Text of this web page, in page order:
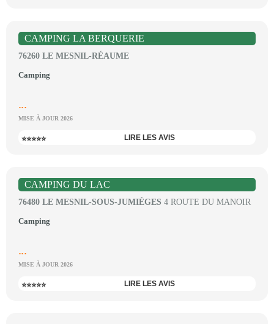
CAMPING LA BERQUERIE
76260 LE MESNIL-RÉAUME
Camping
...
MISE À JOUR 2026
⭐⭐⭐⭐⭐ LIRE LES AVIS
CAMPING DU LAC
76480 LE MESNIL-SOUS-JUMIÈGES 4 ROUTE DU MANOIR
Camping
...
MISE À JOUR 2026
⭐⭐⭐⭐⭐ LIRE LES AVIS